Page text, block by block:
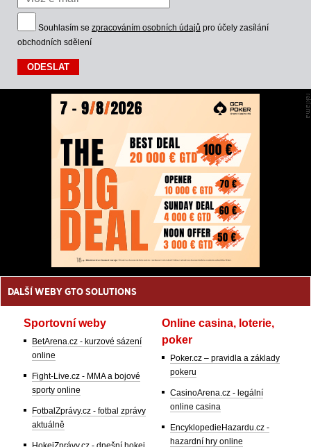
Souhlasím se zpracováním osobních údajů pro účely zasílání
obchodních sdělení
DALŠÍ WEBY GTO SOLUTIONS
Sportovní weby
BetArena.cz - kurzové sázení
online
Fight-Live.cz - MMA a bojové
sporty online
FotbalZprávy.cz - fotbal zprávy
aktuálně
Online casina, loterie,
poker
Poker.cz – pravidla a základy
pokeru
CasinoArena.cz - legální
online casina
EncyklopedieHazardu.cz -
hazardní hry online